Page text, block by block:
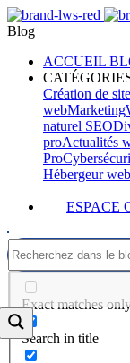
Blog
ACCUEIL
Création de
webMarketing
naturel SEO
proActualités
Pro
Hébergeur web
ESPACE
Exact matches
Search in title